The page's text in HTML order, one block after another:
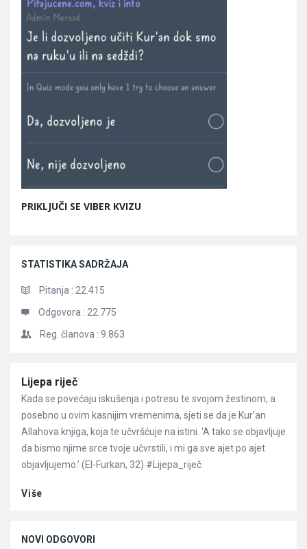
PRIKLJUČI SE VIBER KVIZU
STATISTIKA SADRŽAJA
Pitanja : 22.415
Odgovora : 22.775
Reg. članova : 9.863
Članci
Lijepa riječ
Kada se povećaju iskušenja i potresu te svojom žestinom, a
posebno u ovim kasnijim vremenima, sjeti se da je Kur’an
Allahova knjiga, koja te učvršćuje na istini. ‘A tako se objavljuje
da bismo njime srce tvoje učvrstili, i mi ga sve ajet po ajet
objavljujemo.’ (El-Furkan, 32) #Lijepa_riječ
Više
NOVI ODGOVORI